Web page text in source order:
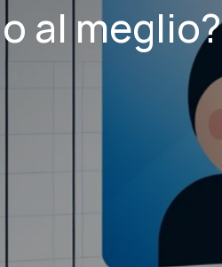
al meglio?